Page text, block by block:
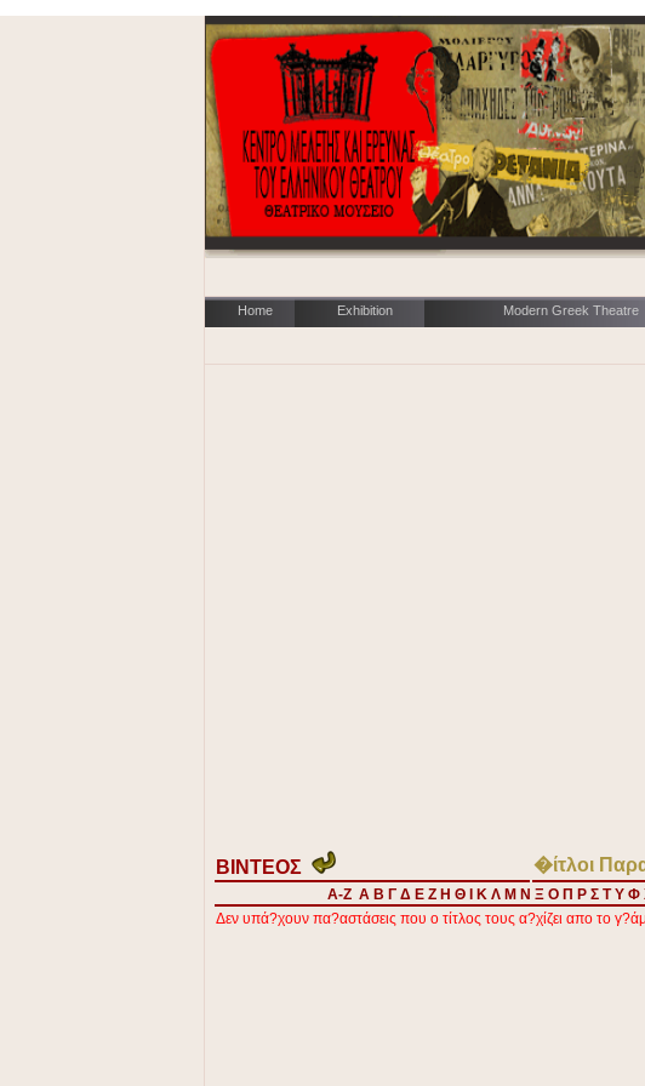
Home Exhibition Modern Greek Theatre
ΒΙΝΤΕΟΣ �ίτλοι
A-Z Α Β Γ Δ Ε Ζ Η Θ Κ Λ Μ Ν Ξ Ο Π Ρ Σ ΤΥ Φ
Δεν υπά?χουν πα?αστάσεις που ο τίτλος τους α?χίζει απο το